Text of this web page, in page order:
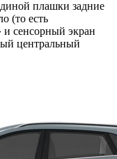
плашки задние
(то есть
и сенсорный экран
центральный